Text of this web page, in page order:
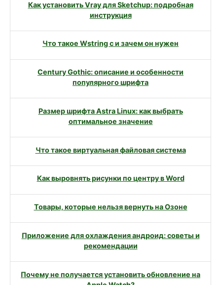
Как установить Vray для Sketchup: подробная
инструкция
Что такое Wstring c и зачем он нужен
Century Gothic: описание и особенности
популярного шрифта
Размер шрифта Astra Linux: как выбрать
оптимальное значение
Что такое виртуальная файловая система
Как выровнять рисунки по центру в Word
Товары, которые нельзя вернуть на Озоне
Приложение для охлаждения андроид: советы и
рекомендации
Почему не получается установить обновление на